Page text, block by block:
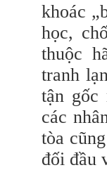
khoác
học,
thuộc
tranh
tận gốc
các
tòa
đối đầu